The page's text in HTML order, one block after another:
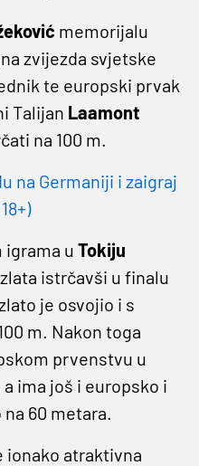
memorijalu
zvijezda svjetske
te europski prvak
Talijan Laamont
na 100 m.
na Germaniji i zaigraj
igrama u Tokiju
istrčavši u finalu
je osvojio i s
m. Nakon toga
prvenstvu u
ima još i europsko i
60 metara.
atraktivna